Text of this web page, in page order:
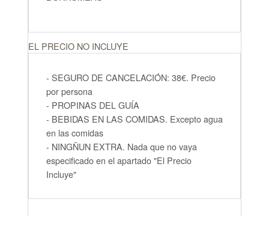
EL PRECIO NO INCLUYE
- SEGURO DE CANCELACIÓN: 38€. Precio
por persona
- PROPINAS DEL GUÍA
- BEBIDAS EN LAS COMIDAS. Excepto agua
en las comidas
- NINGÑUN EXTRA. Nada que no vaya
especificado en el apartado "El Precio
Incluye"